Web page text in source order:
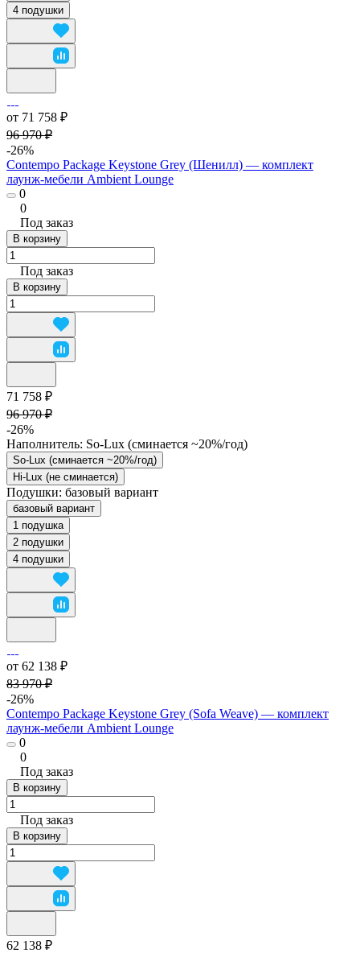
4 подушки
от 71 758 ₽
96 970 ₽
-26%
Contempo Package Keystone Grey (Шенилл) — комплект
лаунж-мебели Ambient Lounge
0
0
Под заказ
В корзину
Под заказ
В корзину
71 758 ₽
96 970 ₽
-26%
Наполнитель: So-Lux (cминается ~20%/год)
So-Lux (cминается ~20%/год)
Hi-Lux (не сминается)
Подушки: базовый вариант
базовый вариант
1 подушка
2 подушки
4 подушки
от 62 138 ₽
83 970 ₽
-26%
Contempo Package Keystone Grey (Sofa Weave) — комплект
лаунж-мебели Ambient Lounge
0
0
Под заказ
В корзину
Под заказ
В корзину
62 138 ₽